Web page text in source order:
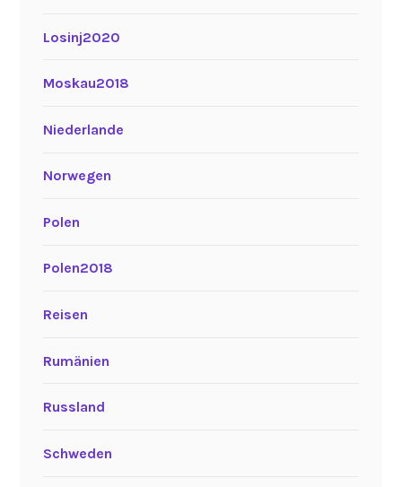
Losinj2020
Moskau2018
Niederlande
Norwegen
Polen
Polen2018
Reisen
Rumänien
Russland
Schweden